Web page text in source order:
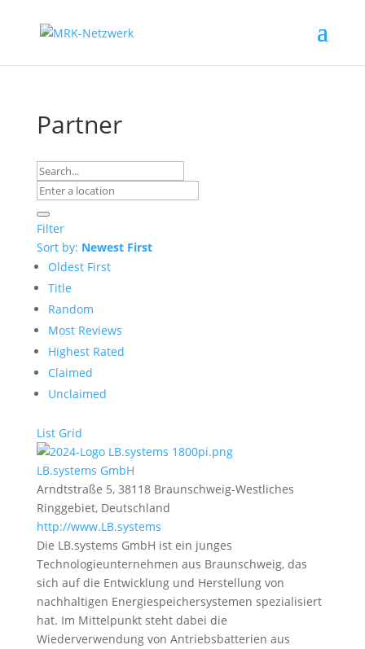
Partner
Filter
Sort by: Newest First
Oldest First
Title
Random
Most Reviews
Highest Rated
Claimed
Unclaimed
List Grid
LB.systems GmbH
Arndtstraße 5, 38118 Braunschweig-Westliches
Ringgebiet, Deutschland
http://www.LB.systems
Die LB.systems GmbH ist ein junges
Technologieunternehmen aus Braunschweig, das
sich auf die Entwicklung und Herstellung von
nachhaltigen Energiespeichersystemen spezialisiert
hat. Im Mittelpunkt steht dabei die
Wiederverwendung von Antriebsbatterien aus